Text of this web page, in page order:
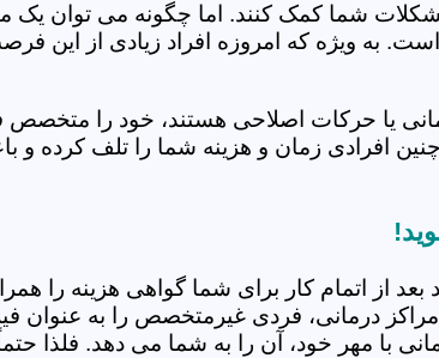
شما کمک کنند. اما چگونه می توان
به ویژه که امروزه افراد زیادی از این
یا حرکات اصلاحی هستند، خود را متخصص
افرادی زمان و هزینه شما را تلف کرده و
از اتمام کار برای شما گواهی هزینه را
درمانی، فردی غیرمتخصص را به عنوان
با مهر خود، آن را به شما می دهد. فلذا